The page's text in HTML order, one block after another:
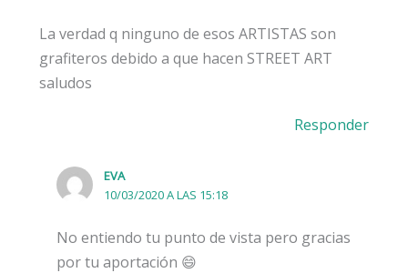
La verdad q ninguno de esos ARTISTAS son
grafiteros debido a que hacen STREET ART
saludos
Responder
EVA
10/03/2020 A LAS 15:18
No entiendo tu punto de vista pero gracias
por tu aportación 😄